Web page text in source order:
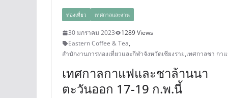
ท่องเที่ยว เทศกาลและงาน
30 มกราคม 2023
1289 Views
Eastern Coffee & Tea,
สำนักงานการท่องเที่ยวและกีฬาจังหวัดเชียงราย,เทศกาลชา กา
เทศกาลกาแฟและชาล้านนา
ตะวันออก 17-19 ก.พ.นี้